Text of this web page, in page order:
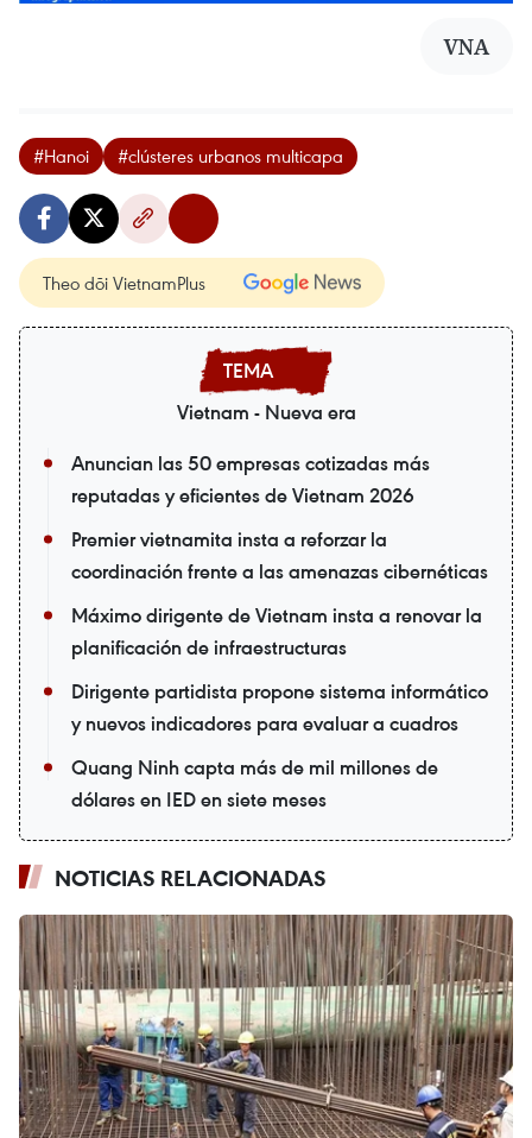
VNA
#Hanoi #clústeres urbanos multicapa
Theo dõi VietnamPlus
Vietnam - Nueva era
Anuncian las 50 empresas cotizadas más
reputadas y eficientes de Vietnam 2026
Premier vietnamita insta a reforzar la
coordinación frente a las amenazas cibernéticas
Máximo dirigente de Vietnam insta a renovar la
planificación de infraestructuras
Dirigente partidista propone sistema informático
y nuevos indicadores para evaluar a cuadros
Quang Ninh capta más de mil millones de
dólares en IED en siete meses
NOTICIAS RELACIONADAS